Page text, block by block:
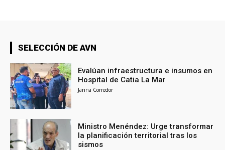
SELECCIÓN DE AVN
Evalúan infraestructura e insumos en
Hospital de Catia La Mar
Janna Corredor
Ministro Menéndez: Urge transformar
la planificación territorial tras los
sismos